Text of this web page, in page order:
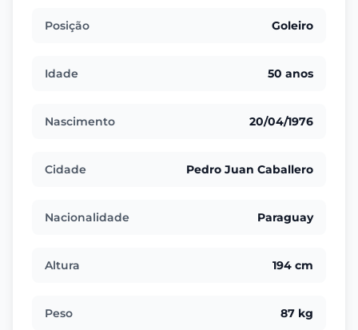
Posição Goleiro
Idade 50 anos
Nascimento 20/04/1976
Cidade Pedro Juan Caballero
Nacionalidade Paraguay
Altura 194 cm
Peso 87 kg